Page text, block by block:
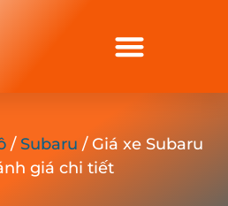
/Subaru / Giá xe Subaru
giá chi tiết